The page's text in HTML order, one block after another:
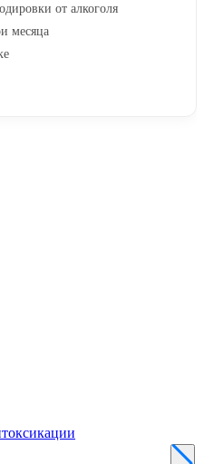
от алкоголя
месяца